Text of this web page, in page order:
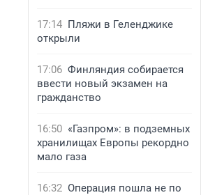
17:14 Пляжи в Геленджике
открыли
17:06 Финляндия собирается
ввести новый экзамен на
гражданство
16:50 «Газпром»: в подземных
хранилищах Европы рекордно
мало газа
16:32 Операция пошла не по